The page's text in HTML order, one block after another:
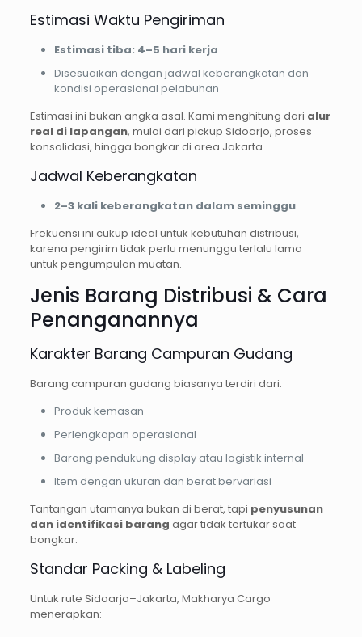
Estimasi Waktu Pengiriman
Estimasi tiba: 4–5 hari kerja
Disesuaikan dengan jadwal keberangkatan dan
kondisi operasional pelabuhan
Estimasi ini bukan angka asal. Kami menghitung dari alur
real di lapangan, mulai dari pickup Sidoarjo, proses
konsolidasi, hingga bongkar di area Jakarta.
Jadwal Keberangkatan
2–3 kali keberangkatan dalam seminggu
Frekuensi ini cukup ideal untuk kebutuhan distribusi,
karena pengirim tidak perlu menunggu terlalu lama
untuk pengumpulan muatan.
Jenis Barang Distribusi & Cara
Penanganannya
Karakter Barang Campuran Gudang
Barang campuran gudang biasanya terdiri dari:
Produk kemasan
Perlengkapan operasional
Barang pendukung display atau logistik internal
Item dengan ukuran dan berat bervariasi
Tantangan utamanya bukan di berat, tapi penyusunan
dan identifikasi barang agar tidak tertukar saat
bongkar.
Standar Packing & Labeling
Untuk rute Sidoarjo–Jakarta, Makharya Cargo
menerapkan: